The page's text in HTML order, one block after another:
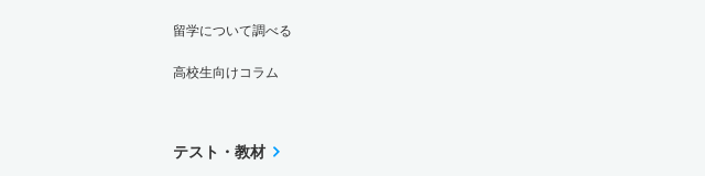
留学について調べる
高校生向けコラム
テスト・教材